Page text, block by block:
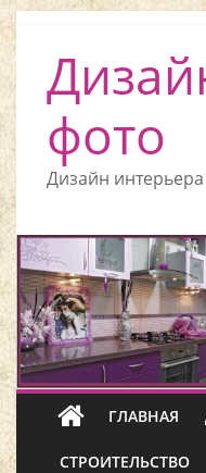
фото
Дизайн интерьера
ГЛАВНАЯ
СТРОИТЕЛЬСТВО